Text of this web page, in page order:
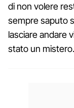
di non volere
sempre saputo
lasciare andare
stato un